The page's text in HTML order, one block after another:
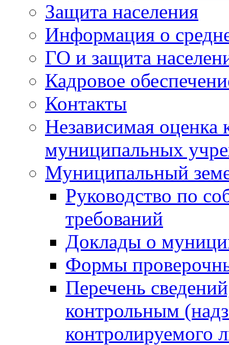
Защита населения
Информация о
ГО и защита
Кадровое
Контакты
Независимая оценка
муниципальных
Муниципальный
Руководство по
требований
Доклады о
Формы
Перечень
контрольным
контролируемого